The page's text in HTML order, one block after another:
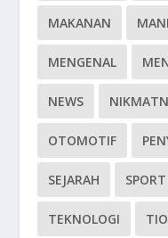
MAKANAN
MENGENAL
NEWS
OTOMOTIF
SEJARAH SPORT
TEKNOLOGI